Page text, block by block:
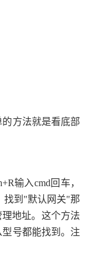
方法就是看底部
输入cmd回车，
找到"默认网关"那
地址。这个方法
号都能找到。注